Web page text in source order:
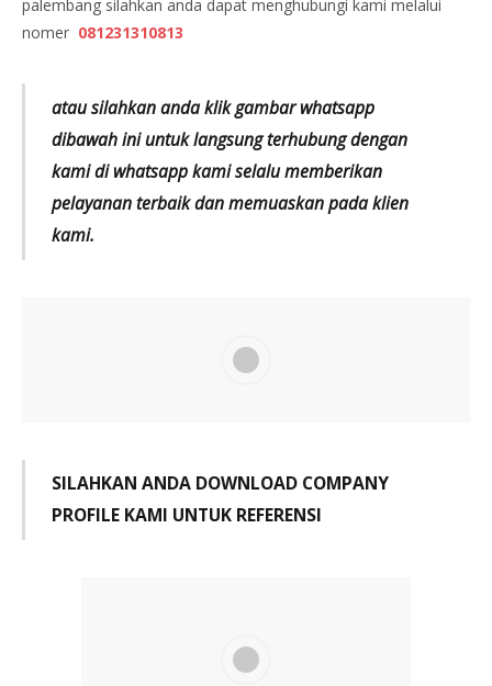
palembang silahkan anda dapat menghubungi kami melalui
nomer 081231310813
atau silahkan anda klik gambar whatsapp
dibawah ini untuk langsung terhubung dengan
kami di whatsapp kami selalu memberikan
pelayanan terbaik dan memuaskan pada klien
kami.
SILAHKAN ANDA DOWNLOAD COMPANY
PROFILE KAMI UNTUK REFERENSI